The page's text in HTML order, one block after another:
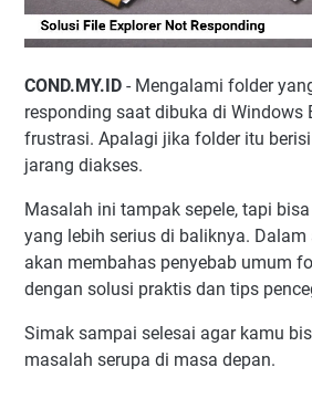
COND.MY.ID - Mengalami folder
responding saat dibuka di Windows
frustrasi. Apalagi jika folder itu
jarang diakses.
Masalah ini tampak sepele, tapi
yang lebih serius di baliknya.
akan membahas penyebab umum
dengan solusi praktis dan tips
Simak sampai selesai agar kamu
masalah serupa di masa depan.